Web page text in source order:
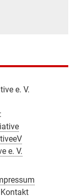
e. V.
e. V.
Kontakt